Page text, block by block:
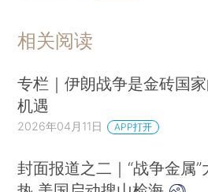
相关阅读
专栏｜伊朗战争是金砖国
机遇
2026年04月11日 APP打开
封面报道之二｜“战争金属”